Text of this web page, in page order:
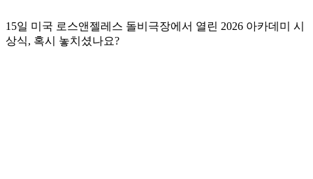
15일 미국 로스앤젤레스 돌비극장에서 열린 2026 아카데미 시
상식, 혹시 놓치셨나요?